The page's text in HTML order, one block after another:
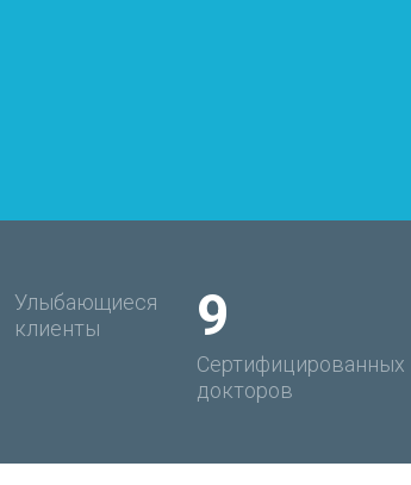
Улыбающиеся
клиенты
9
Сертифицированных
докторов